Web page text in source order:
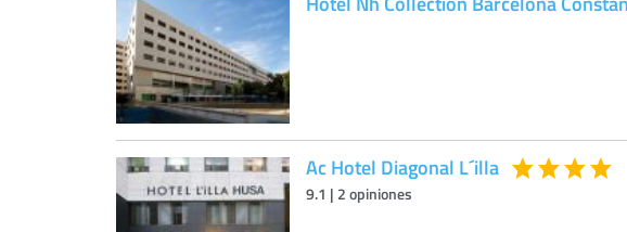
Ac Hotel Diagonal L´illa
9.1 | 2 opiniones